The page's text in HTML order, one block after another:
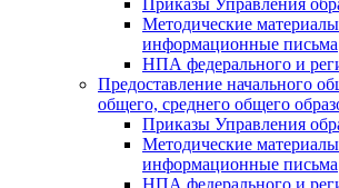
Приказы Управления
Методические
информационные письма
НПА федерального и
Предоставление начального
общего, среднего общего
Приказы Управления
Методические
информационные письма